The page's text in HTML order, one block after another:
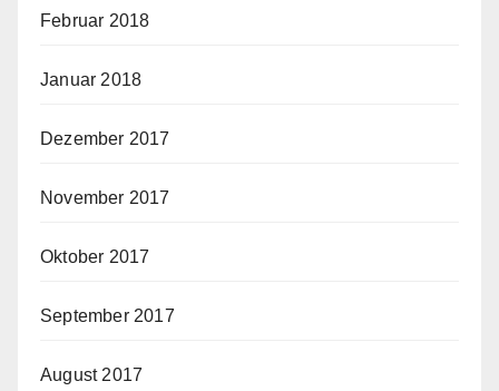
Februar 2018
Januar 2018
Dezember 2017
November 2017
Oktober 2017
September 2017
August 2017